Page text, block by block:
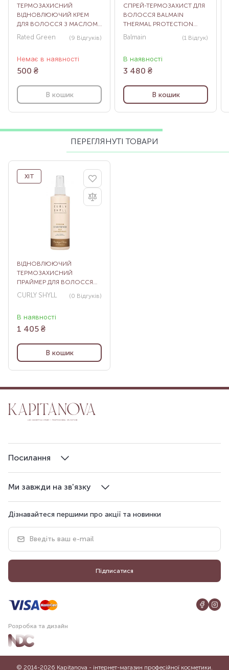
ТЕРМОЗАХИСНИЙ
ВІДНОВЛЮЮЧИЙ КРЕМ
ДЛЯ ВОЛОССЯ З МАСЛОМ
ШИ REAL SHEA LEAVE-IN
TREATMENT, 50 МЛ
Rated Green (9 Відгуків)
Немає в наявності
500 ₴
В кошик
СПРЕЙ-ТЕРМОЗАХИСТ ДЛЯ
ВОЛОССЯ BALMAIN
THERMAL PROTECTION
SPRAY, 200 МЛ
Balmain (1 Відгук)
В наявності
3 480 ₴
В кошик
ПЕРЕГЛЯНУТІ ТОВАРИ
ХІТ
ВІДНОВЛЮЮЧИЙ
ТЕРМОЗАХИСНИЙ
ПРАЙМЕР ДЛЯ ВОЛОССЯ
NUTRITION HAIR PRIMER,
CURLY SHYLL (0 Відгуків)
В наявності
1 405 ₴
В кошик
Ми завжди на зв'язку
Посилання
Дізнавайтеся першими про акції та новинки
Підписатися
Розробка та дизайн
© 2014-2026 Kapitanova - інтернет-магазин професійної косметики.